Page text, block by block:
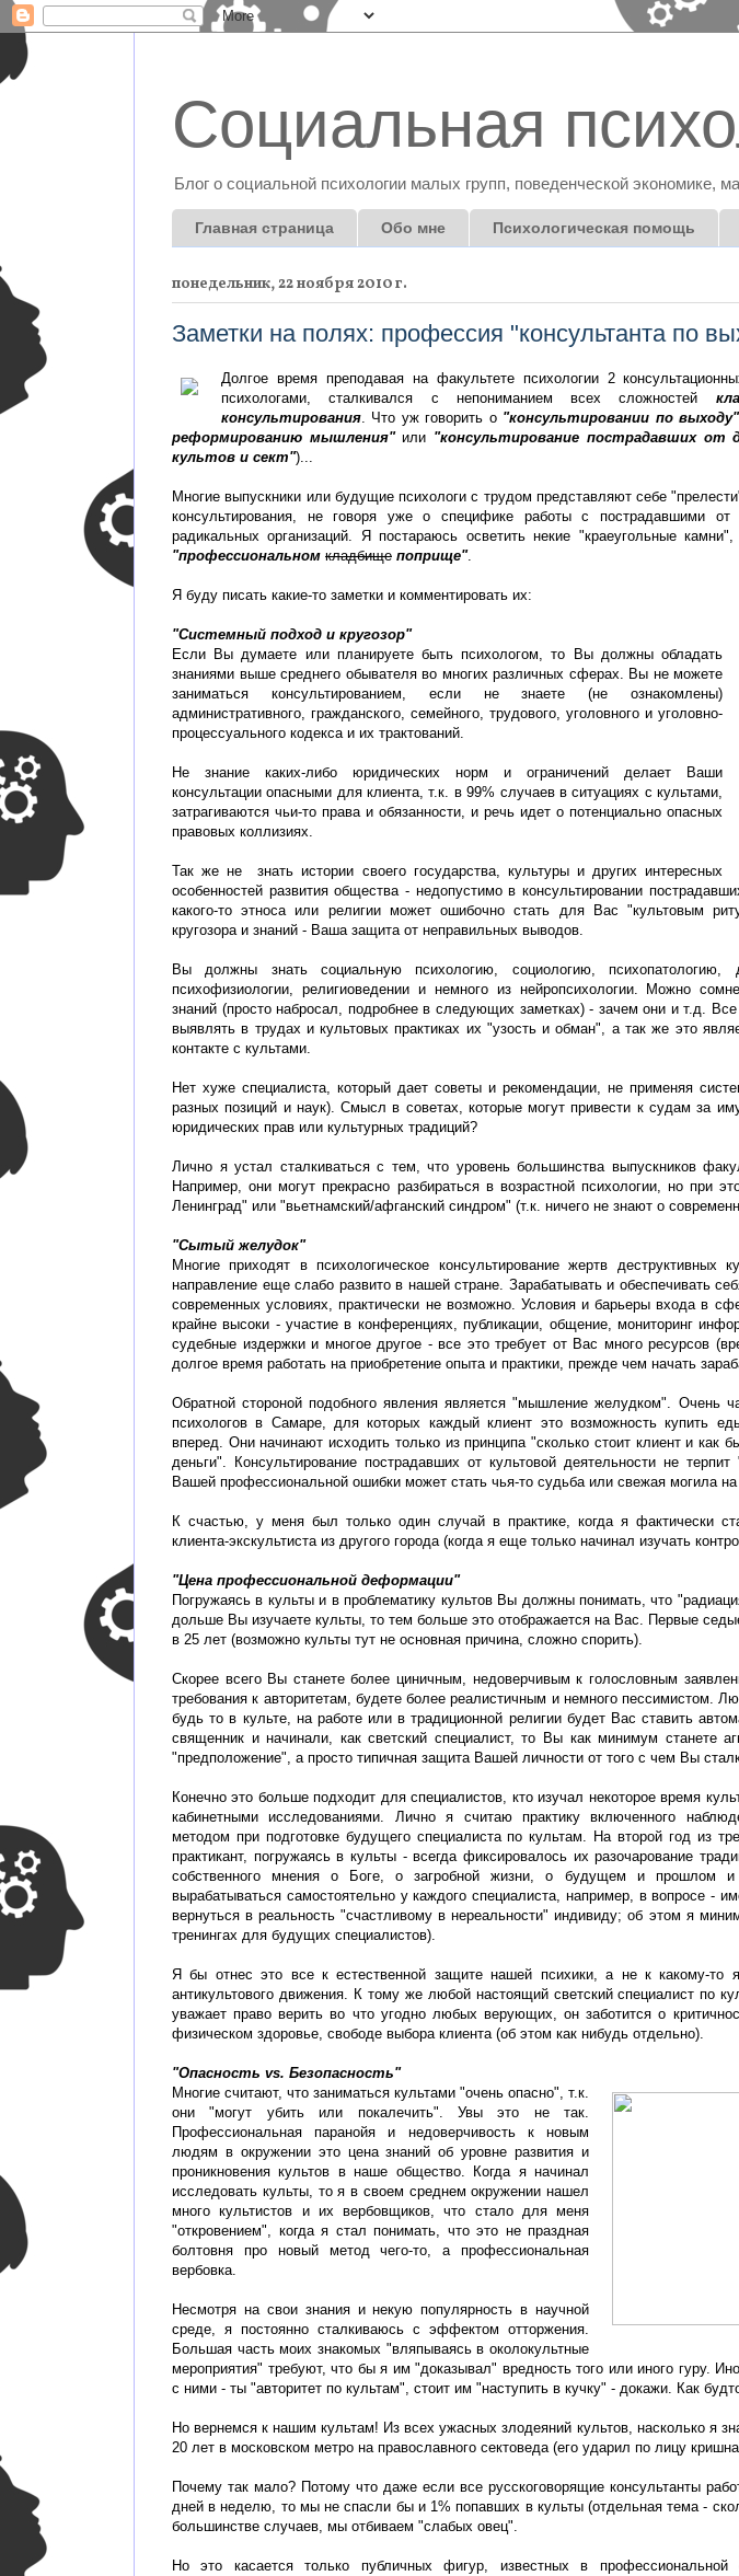
Социальная
Блог о социальной психологии малых групп, поведенческой экономике,
Главная страница Обо мне Психологическая помощь
понедельник, 22 ноября 2010 г.
Заметки на полях: профессия "консультанта по
Долгое время преподавая на факультете психологии 2
психологами, сталкивался с непониманием всех сложностей
консультирования. Что уж говорить о "консультировании по выходу"
реформированию мышления"или "консультирование пострадавших от
культов и сект")...
Многие выпускники или будущие психологи с трудом представляют себе
консультирования, не говоря уже о специфике работы с пострадавшими от
радикальных организаций. Я постараюсь осветить некие "краеугольные
"профессиональном кладбище поприще".
Я буду писать какие-то заметки и комментировать их:
"Системный подход и кругозор"
Если Вы думаете или планируете быть психологом, то Вы должны обладать
знаниями выше среднего обывателя во многих различных сферах. Вы не можете
заниматься консультированием, если не знаете (не ознакомлены)
административного, гражданского, семейного, трудового, уголовного и уголовно-
процессуального кодекса и их трактований.
Не знание каких-либо юридических норм и ограничений делает Ваши
консультации опасными для клиента, т.к. в 99% случаев в ситуациях с культами,
затрагиваются чьи-то права и обязанности, и речь идет о потенциально опасных
правовых коллизиях.
Так же не знать истории своего государства, культуры и других интересных
особенностей развития общества - недопустимо в консультировании
какого-то этноса или религии может ошибочно стать для Вас "культовым
кругозора и знаний - Ваша защита от неправильных выводов.
Вы должны знать социальную психологию, социологию,
психофизиологии, религиоведении и немного из нейропсихологии. Можно
знаний (просто набросал, подробнее в следующих заметках) - зачем они и т.д.
выявлять в трудах и культовых практиках их "узость и обман", а так же это
контакте с культами.
Нет хуже специалиста, который дает советы и рекомендации, не применяя
разных позиций и наук). Смысл в советах, которые могут привести к судам за
юридических прав или культурных традиций?
Лично я устал сталкиваться с тем, что уровень большинства выпускников
Например, они могут прекрасно разбираться в возрастной психологии, но при
Ленинград" или "вьетнамский/афганский синдром" (т.к. ничего не знают о
"Сытый желудок"
Многие приходят в психологическое консультирование жертв деструктивных
направление еще слабо развито в нашей стране. Зарабатывать и обеспечивать
современных условиях, практически не возможно. Условия и барьеры входа в
крайне высоки - участие в конференциях, публикации, общение, мониторинг
судебные издержки и многое другое - все это требует от Вас много ресурсов
долгое время работать на приобретение опыта и практики, прежде чем начать
Обратной стороной подобного явления является "мышление желудком". Очень
психологов в Самаре, для которых каждый клиент это возможность купить
вперед. Они начинают исходить только из принципа "сколько стоит клиент и как
деньги". Консультирование пострадавших от культовой деятельности не
Вашей профессиональной ошибки может стать чья-то судьба или свежая могила
К счастью, у меня был только один случай в практике, когда я фактически
клиента-экскультиста из другого города (когда я еще только начинал изучать
"Цена профессиональной деформации"
Погружаясь в культы и в проблематику культов Вы должны понимать, что
дольше Вы изучаете культы, то тем больше это отображается на Вас. Первые
в 25 лет (возможно культы тут не основная причина, сложно спорить).
Скорее всего Вы станете более циничным, недоверчивым к голословным
требования к авторитетам, будете более реалистичным и немного пессимистом.
будь то в культе, на работе или в традиционной религии будет Вас ставить
священник и начинали, как светский специалист, то Вы как минимум станете
"предположение", а просто типичная защита Вашей личности от того с чем Вы
Конечно это больше подходит для специалистов, кто изучал некоторое время
кабинетными исследованиями. Лично я считаю практику включенного
методом при подготовке будущего специалиста по культам. На второй год из
практикант, погружаясь в культы - всегда фиксировалось их разочарование
собственного мнения о Боге, о загробной жизни, о будущем и прошлом и
вырабатываться самостоятельно у каждого специалиста, например, в вопросе -
вернуться в реальность "счастливому в нереальности" индивиду; об этом я
тренингах для будущих специалистов).
Я бы отнес это все к естественной защите нашей психики, а не к какому-то
антикультового движения. К тому же любой настоящий светский специалист по
уважает право верить во что угодно любых верующих, он заботится о
физическом здоровье, свободе выбора клиента (об этом как нибудь отдельно).
"Опасность vs. Безопасность"
Многие считают, что заниматься культами "очень опасно", т.к.
они "могут убить или покалечить". Увы это не так.
Профессиональная паранойя и недоверчивость к новым
людям в окружении это цена знаний об уровне развития и
проникновения культов в наше общество. Когда я начинал
исследовать культы, то я в своем среднем окружении нашел
много культистов и их вербовщиков, что стало для меня
"откровением", когда я стал понимать, что это не праздная
болтовня про новый метод чего-то, а профессиональная
вербовка.
Несмотря на свои знания и некую популярность в научной
среде, я постоянно сталкиваюсь с эффектом отторжения.
Большая часть моих знакомых "вляпываясь в околокультные
мероприятия" требуют, что бы я им "доказывал" вредность того или иного гуру.
с ними - ты "авторитет по культам", стоит им "наступить в кучку" - докажи. Как
Но вернемся к нашим культам! Из всех ужасных злодеяний культов, насколько я
20 лет в московском метро на православного сектоведа (его ударил по лицу
Почему так мало? Потому что даже если все русскоговорящие консультанты
дней в неделю, то мы не спасли бы и 1% попавших в культы (отдельная тема -
большинстве случаев, мы отбиваем "слабых овец".
Но это касается только публичных фигур, известных в профессиональной